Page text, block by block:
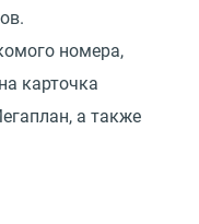
номера,
карточка
а также